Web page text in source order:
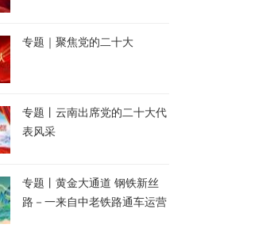
专题｜聚焦党的二十大
专题丨云南出席党的二十大代
表风采
专题丨黄金大通道 钢铁新丝
路－一来自中老铁路通车运营